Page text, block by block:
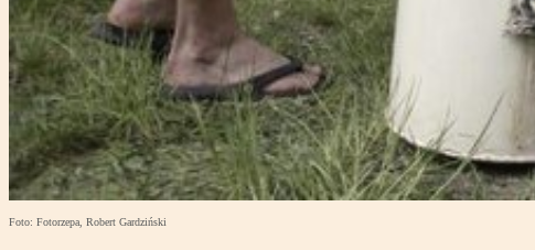
Foto: Fotorzepa, Robert Gardziński